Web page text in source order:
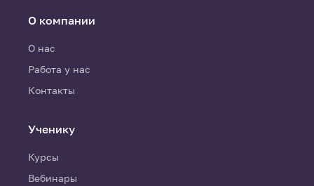
О компании
О нас
Работа у нас
Контакты
Ученику
Курсы
Вебинары